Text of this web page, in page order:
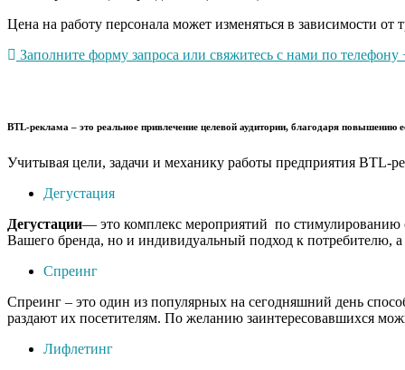
Цена на работу персонала может изменяться в зависимости
Заполните форму запроса или свяжитесь с нами по
BTL-реклама – это реальное привлечение целевой аудитории, благодаря
Учитывая цели, задачи и механику работы предприятия BTL-
Дегустация
Дегустации— это комплекс мероприятий по стимулированию
Вашего бренда, но и индивидуальный подход к потребителю, а
Спреинг
Спреинг – это один из популярных на сегодняшний день
раздают их посетителям. По желанию заинтересовавшихся
Лифлетинг